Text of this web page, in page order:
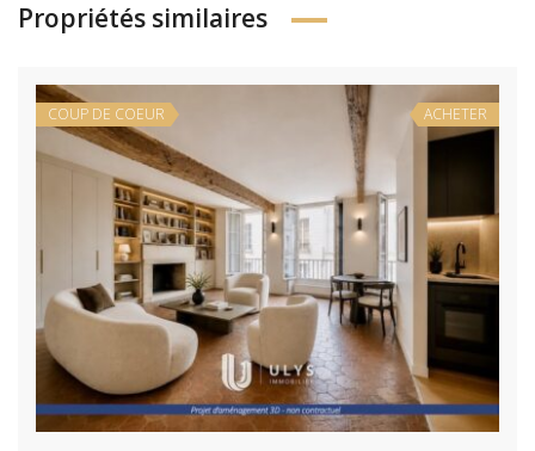
Propriétés similaires
COUP DE COEUR ACHETER